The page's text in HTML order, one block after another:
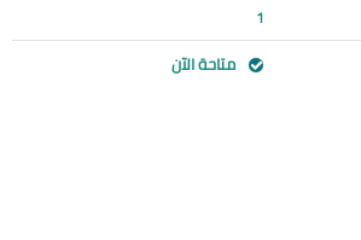
1
متاحة الآن